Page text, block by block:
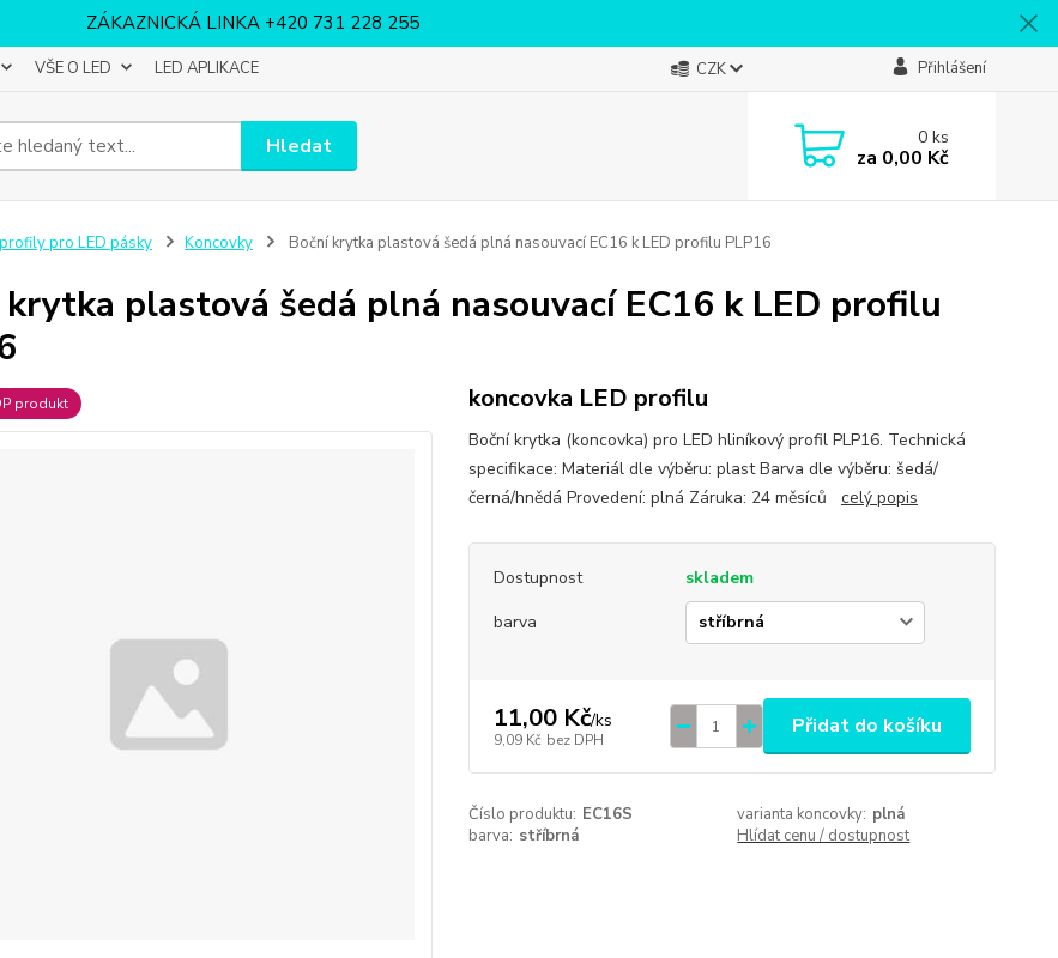
ZÁKAZNICKÁ LINKA +420 731 228 255
VŠE O LED LED APLIKACE CZK Přihlášení
Hledat 0ks
za 0,00 Kč
pro LED pásky Koncovky Boční krytka plastová šedá plná nasouvací EC16 k LED profilu PLP16
krytka plastová šedá plná nasouvací EC16 k LED profilu
produkt koncovka LED profilu
Boční krytka (koncovka) pro LED hliníkový profil PLP16. Technická
specifikace: Materiál dle výběru: plast Barva dle výběru: šedá/
černá/hnědá Provedení: plná Záruka: 24 měsíců celý popis
Dostupnost
skladem
barva
11,00 Kč/ks
9,09 Kč bez DPH
Přidat do košíku
Číslo produktu: EC16S varianta koncovky: plná
barva: stříbrná Hlídat cenu / dostupnost